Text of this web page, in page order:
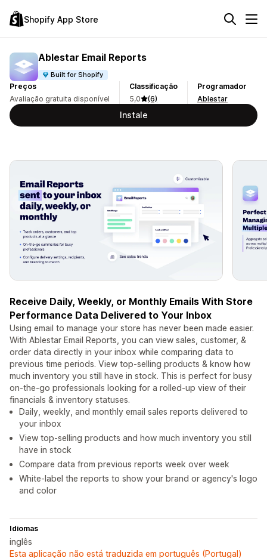
Shopify App Store
Ablestar Email Reports
Built for Shopify
Preços
Avaliação gratuita disponível
Classificação
5,0
(6)
Programador
Ablestar
Instale
Receive Daily, Weekly, or Monthly Emails With Store
Performance Data Delivered to Your Inbox
Using email to manage your store has never been made easier.
With Ablestar Email Reports, you can view sales, customer, &
order data directly in your inbox while comparing data to
previous time periods. View top-selling products & know how
much inventory you still have in stock. This is perfect for busy
on-the-go professionals looking for a rolled-up view of their
financials & inventory statuses.
Daily, weekly, and monthly email sales reports delivered to
your inbox
View top-selling products and how much inventory you still
have in stock
Compare data from previous reports week over week
White-label the reports to show your brand or agency's logo
and color
Idiomas
inglês
Esta aplicação não está traduzida em português (Portugal)